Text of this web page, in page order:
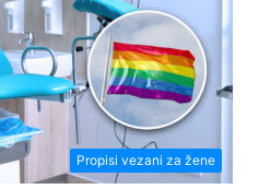
Propisi vezani za žene